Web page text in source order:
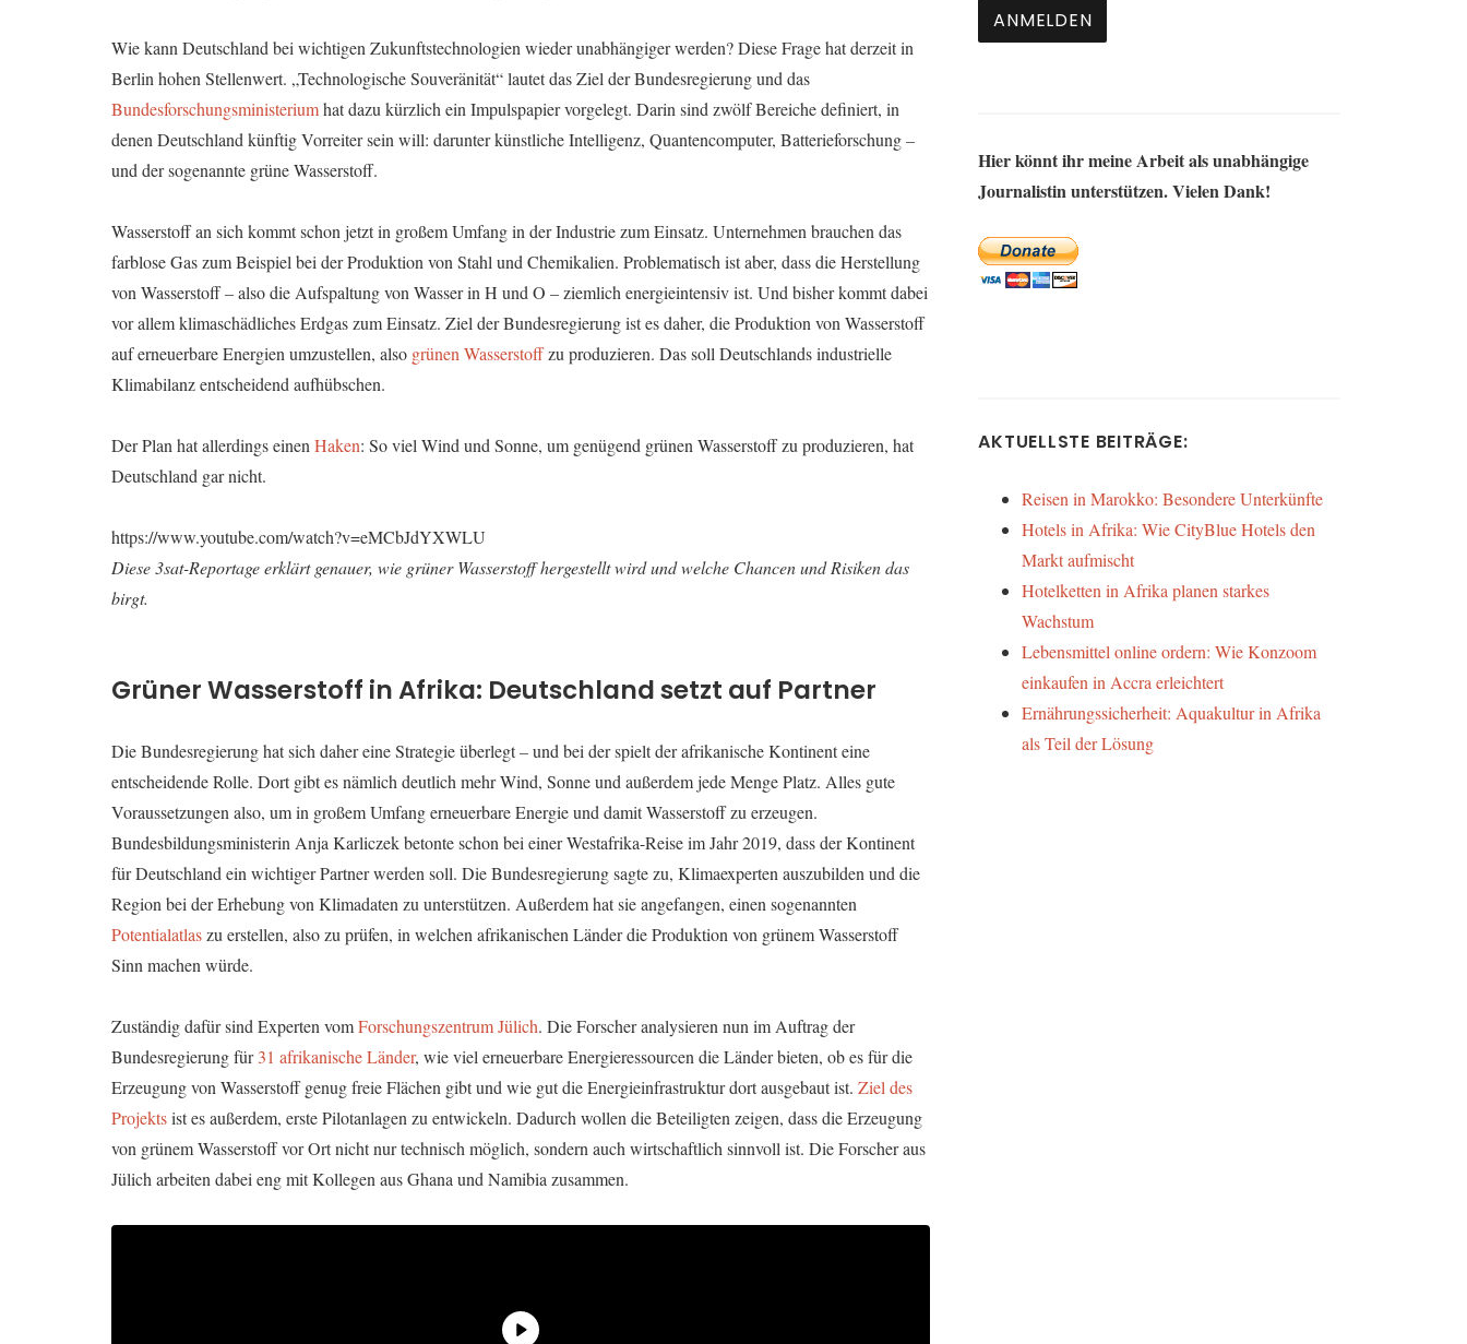
Wie kann Deutschland bei wichtigen Zukunftstechnologien wieder unabhängiger werden? Diese Frage hat derzeit in
Berlin hohen Stellenwert. „Technologische Souveränität“ lautet das Ziel der Bundesregierung und das
Bundesforschungsministeriumhat dazu kürzlich ein Impulspapier vorgelegt. Darin sind zwölf Bereiche definiert, in
denen Deutschland künftig Vorreiter sein will: darunter künstliche Intelligenz, Quantencomputer, Batterieforschung–
und der sogenannte grüne Wasserstoff.
Wasserstoff an sich kommt schon jetzt in großem Umfang in der Industrie zum Einsatz. Unternehmen brauchen das
farblose Gas zum Beispiel bei der Produktion von Stahl und Chemikalien. Problematisch ist aber, dass die Herstellung
von Wasserstoff–also die Aufspaltung von Wasser in H und O –ziemlich energieintensiv ist. Und bisher kommt dabei
vor allem klimaschädliches Erdgas zum Einsatz. Ziel der Bundesregierung ist es daher, die Produktion von Wasserstoff
auf erneuerbare Energien umzustellen, also grünen Wasserstoffzu produzieren. Das soll Deutschlands industrielle
Klimabilanz entscheidend aufhübschen.
Der Plan hat allerdings einenHaken: So viel Wind und Sonne, um genügend grünen Wasserstoff zu produzieren, hat
Deutschland gar nicht.
https://www.youtube.com/watch?v=eMCbJdYXWLU
Diese 3sat-Reportage erklärt genauer, wie grüner Wasserstoff hergestellt wird und welche Chancen und Risiken das
birgt.
Grüner Wasserstoff in Afrika: Deutschland setzt auf Partner
Die Bundesregierung hat sich daher eine Strategie überlegt–und bei der spielt der afrikanische Kontinent eine
entscheidende Rolle. Dort gibt es nämlich deutlich mehr Wind, Sonne und außerdem jede Menge Platz. Alles gute
Voraussetzungen also, um in großem Umfang erneuerbare Energie und damit Wasserstoff zu erzeugen.
Bundesbildungsministerin Anja Karliczek betonte schon bei einer Westafrika-Reise im Jahr 2019, dass der Kontinent
für Deutschland ein wichtiger Partner werden soll. Die Bundesregierung sagte zu, Klimaexperten auszubilden und die
Region bei der Erhebung von Klimadaten zu unterstützen. Außerdem hat sie angefangen, einen sogenannten
Potentialatlaszu erstellen, also zu prüfen, in welchen afrikanischen Länder die Produktion von grünem Wasserstoff
Sinn machen würde.
Zuständig dafür sind Experten vomForschungszentrum Jülich. Die Forscher analysieren nun im Auftrag der
Bundesregierung für31 afrikanische Länder, wie viel erneuerbare Energieressourcen die Länder bieten, ob es für die
Erzeugung von Wasserstoff genug freie Flächen gibt und wie gut die Energieinfrastruktur dort ausgebaut ist. Ziel des
Projektsist es außerdem, erste Pilotanlagen zu entwickeln. Dadurch wollen die Beteiligten zeigen, dass die Erzeugung
von grünem Wasserstoff vor Ort nicht nur technisch möglich, sondern auch wirtschaftlich sinnvoll ist. Die Forscher aus
Jülich arbeiten dabei eng mit Kollegen aus Ghana und Namibia zusammen.
Hier könnt ihr meine Arbeit als unabhängige
Journalistin unterstützen. Vielen Dank!
AKTUELLSTE BEITRÄGE:
Reisen in Marokko: Besondere Unterkünfte
Hotels in Afrika: Wie CityBlue Hotels den
Markt aufmischt
Hotelketten in Afrika planen starkes
Wachstum
Lebensmittel online ordern: Wie Konzoom
einkaufen in Accra erleichtert
Ernährungssicherheit: Aquakultur in Afrika
als Teil der Lösung